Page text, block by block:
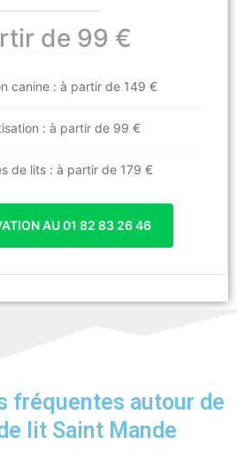
de 99 €
canine : à partir de 149 €
: à partir de 99 €
de lits : à partir de 179 €
AU 01 82 83 26 46
fréquentes autour de
lit Saint Mande